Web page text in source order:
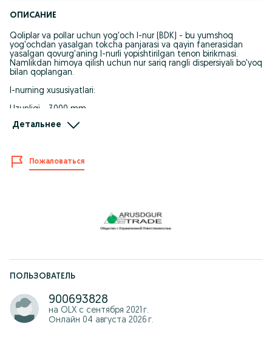
ОПИСАНИЕ
Qoliplar va pollar uchun yog'och I-nur (BDK) - bu yumshoq
yog'ochdan yasalgan tokcha panjarasi va qayin fanerasidan
yasalgan qovurg'aning I-nurli yopishtirilgan tenon birikmasi.
Namlikdan himoya qilish uchun nur sariq rangli dispersiyali bo'yoq
bilan qoplangan.
I-nurning xususiyatlari:
Uzunligi - 3000 mm
Raf kengligi - 80 mm
- loyiha shartlariga oson moslashish
- yuqori yuk ko'tarish qobiliyati va ishonchliligi
Ishlab chiqaruvchidan to'g'ridan-to'g'ri etkazib berish,
Sertifikatlar, sinov hisoboti
Детальнее
Пожаловаться
ПОЛЬЗОВАТЕЛЬ
900693828
на OLX с сентября 2021 г.
Онлайн 04 августа 2026 г.